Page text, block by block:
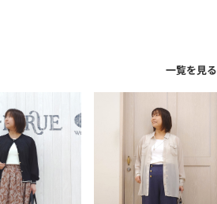
一覧を見る